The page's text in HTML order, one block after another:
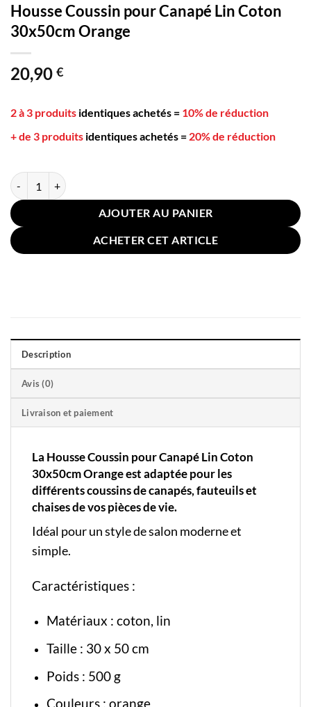
Housse Coussin pour Canapé Lin Coton
30x50cm Orange
20,90 €
2 à 3 produits identiques achetés = 10% de réduction
+ de 3 produits identiques achetés = 20% de réduction
quantité de Housse Coussin pour Canapé Lin Coton 30x50cm Orange
AJOUTER AU PANIER
ACHETER CET ARTICLE
Description
Avis (0)
Livraison et paiement
La Housse Coussin pour Canapé Lin Coton
30x50cm Orange est adaptée pour les
différents coussins de canapés, fauteuils et
chaises de vos pièces de vie.
Idéal pour un style de salon moderne et
simple.
Caractéristiques :
Matériaux : coton, lin
Taille : 30 x 50 cm
Poids : 500 g
Couleurs : orange